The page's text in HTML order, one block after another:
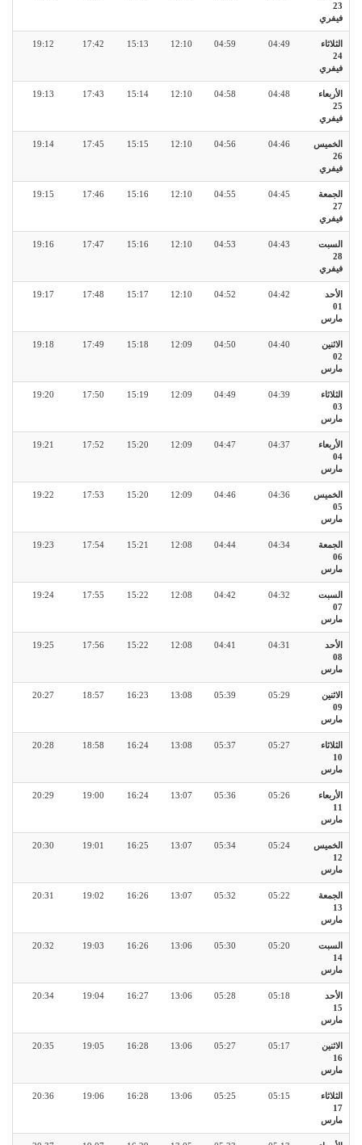
23
فيفري
الثلاثاء
24
فيفري
04:49
04:59
12:10
15:13
17:42
19:12
الأربعاء
25
فيفري
04:48
04:58
12:10
15:14
17:43
19:13
الخميس
26
فيفري
04:46
04:56
12:10
15:15
17:45
19:14
الجمعة
27
فيفري
04:45
04:55
12:10
15:16
17:46
19:15
السبت
28
فيفري
04:43
04:53
12:10
15:16
17:47
19:16
الأحد
01
مارس
04:42
04:52
12:10
15:17
17:48
19:17
الاثنين
02
مارس
04:40
04:50
12:09
15:18
17:49
19:18
الثلاثاء
03
مارس
04:39
04:49
12:09
15:19
17:50
19:20
الأربعاء
04
مارس
04:37
04:47
12:09
15:20
17:52
19:21
الخميس
05
مارس
04:36
04:46
12:09
15:20
17:53
19:22
الجمعة
06
مارس
04:34
04:44
12:08
15:21
17:54
19:23
السبت
07
مارس
04:32
04:42
12:08
15:22
17:55
19:24
الأحد
08
مارس
04:31
04:41
12:08
15:22
17:56
19:25
الاثنين
09
مارس
05:29
05:39
13:08
16:23
18:57
20:27
الثلاثاء
10
مارس
05:27
05:37
13:08
16:24
18:58
20:28
الأربعاء
11
مارس
05:26
05:36
13:07
16:24
19:00
20:29
الخميس
12
مارس
05:24
05:34
13:07
16:25
19:01
20:30
الجمعة
13
مارس
05:22
05:32
13:07
16:26
19:02
20:31
السبت
14
مارس
05:20
05:30
13:06
16:26
19:03
20:32
الأحد
15
مارس
05:18
05:28
13:06
16:27
19:04
20:34
الاثنين
16
مارس
05:17
05:27
13:06
16:28
19:05
20:35
الثلاثاء
17
مارس
05:15
05:25
13:06
16:28
19:06
20:36